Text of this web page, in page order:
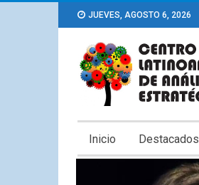
JUEVES, AGOSTO 6, 2026
Inicio Destacados